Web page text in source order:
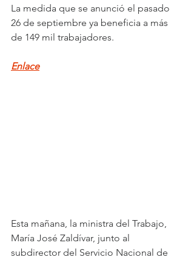
La medida que se anunció el pasado
26 de septiembre ya beneficia a más
de 149 mil trabajadores.
Enlace
Esta mañana, la ministra del Trabajo,
María José Zaldívar, junto al
subdirector del Servicio Nacional de